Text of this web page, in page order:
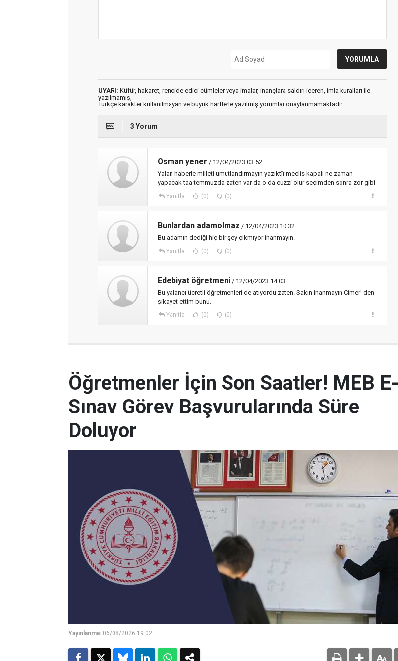
UYARI: Küfür, hakaret, rencide edici cümleler veya imalar, inançlara saldırı içeren, imla kuralları ile
yazılmamış,
Türkçe karakter kullanılmayan ve büyük harflerle yazılmış yorumlar onaylanmamaktadır.
3 Yorum
Osman yener / 12/04/2023 03:52
Yalan haberle milleti umutlandırmayın yazıktîr meclis kapalı ne zaman
yapacak taa temmuzda zaten var da o da cuzzi olur seçimden sonra zor gibi
Yanıtla (0) (0)
Bunlardan adamolmaz / 12/04/2023 10:32
Bu adamın dediği hiç bir şey çıkmıyor inanmayın.
Yanıtla (0) (0)
Edebiyat öğretmeni / 12/04/2023 14:03
Bu yalancı ücretli öğretmenleri de atıyordu zaten. Sakın inanmayın Cimer' den
şikayet ettim bunu.
Yanıtla (0) (0)
Öğretmenler İçin Son Saatler! MEB E-
Sınav Görev Başvurularında Süre
Doluyor
Yayınlanma: 06/08/2026 19:02